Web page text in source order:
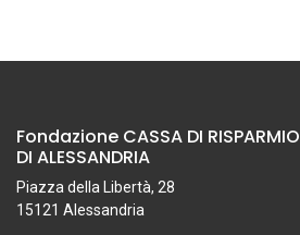
Fondazione CASSA DI RISPARMIO
DI ALESSANDRIA
Piazza della Libertà, 28
15121 Alessandria